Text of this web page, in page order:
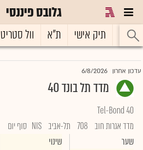
גלובס פיננסי
ראשי תיק אישי ת"א וול סטריט
עדכון אחרון 6/8/2026
מדד תל בונד 40
Tel-Bond 40
מדד אגרות חוב 708 תל-אביב NIS סוף יום
שער
שינוי